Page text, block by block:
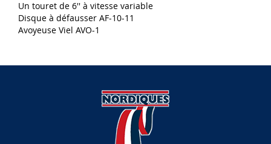
Un touret de 6'' à vitesse variable
Disque à défausser AF-10-11
Avoyeuse Viel AVO-1